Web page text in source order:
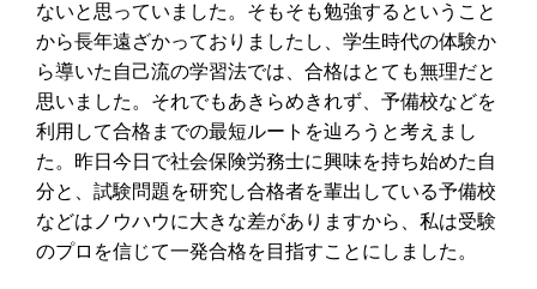
ないと思っていました。そもそも勉強するということ
から長年遠ざかっておりましたし、学生時代の体験か
ら導いた自己流の学習法では、合格はとても無理だと
思いました。それでもあきらめきれず、予備校などを
利用して合格までの最短ルートを辿ろうと考えまし
た。昨日今日で社会保険労務士に興味を持ち始めた自
分と、試験問題を研究し合格者を輩出している予備校
などはノウハウに大きな差がありますから、私は受験
のプロを信じて一発合格を目指すことにしました。